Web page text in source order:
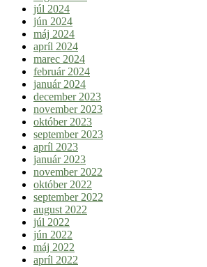
júl 2024
jún 2024
máj 2024
apríl 2024
marec 2024
február 2024
január 2024
december 2023
november 2023
október 2023
september 2023
apríl 2023
január 2023
november 2022
október 2022
september 2022
august 2022
júl 2022
jún 2022
máj 2022
apríl 2022